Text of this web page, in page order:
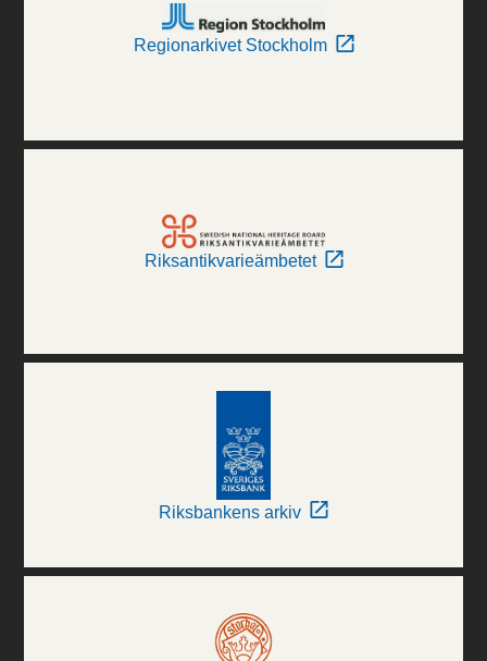
Regionarkivet Stockholm
Riksantikvarieämbetet
Riksbankens arkiv